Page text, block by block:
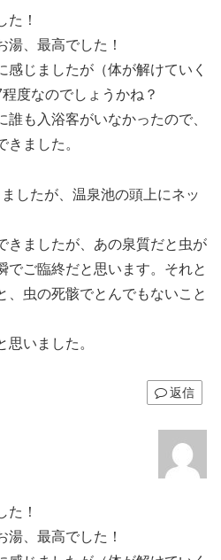
た！
湯、最高でした！
感じましたが（体が解けていく
度なのでしょうかね？
も入浴客がいなかったので、
ました。
したが、温泉池の頭上にネッ
きましたが、あの泉質だと虫が
でご臨終だと思います。それと
、虫の死骸でとんでもないこと
思いました。
返信
た！
湯、最高でした！